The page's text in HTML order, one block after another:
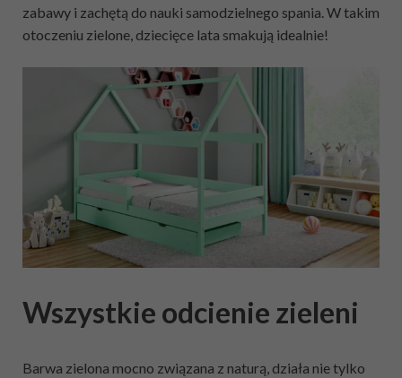
zabawy i zachętą do nauki samodzielnego spania. W takim
otoczeniu zielone, dziecięce lata smakują idealnie!
Wszystkie odcienie zieleni
Barwa zielona mocno związana z naturą, działa nie tylko